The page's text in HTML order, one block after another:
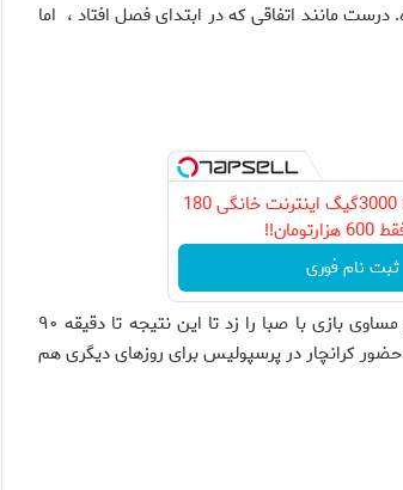
درست مانند اتفاقی که در ابتدای فصل افتاد ، اما
⏳فرصت محدود!! 3000گیگ اینترنت خانگی 180
ثبت نام فوری
قبل از آنکه داور بازی به نشانه پایان نیمه اول در سوت خود بدمد، اشپیتیم آرفی گل مساوی بازی با صبا را زد تا این نتیجه تا دقیقه ۹۰
کرانچار در پرسپولیس برای روزهای دیگری هم